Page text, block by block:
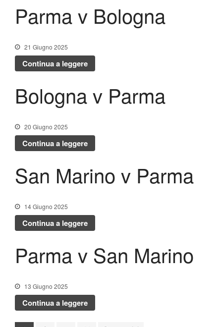
Parma v Bologna
21 Giugno 2025
Continua a leggere
Bologna v Parma
20 Giugno 2025
Continua a leggere
San Marino v Parma
14 Giugno 2025
Continua a leggere
Parma v San Marino
13 Giugno 2025
Continua a leggere